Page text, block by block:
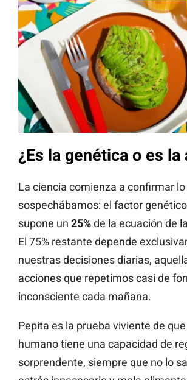
¿Es la genética o es la
La ciencia comienza a confirmar lo
sospechábamos: el factor
supone un 25%de la ecuación de
El 75% restante depende
nuestras decisiones diarias,
acciones que repetimos casi de
inconsciente cada mañana.
Pepita es la prueba viviente de
humano tiene una capacidad de
sorprendente, siempre que no lo